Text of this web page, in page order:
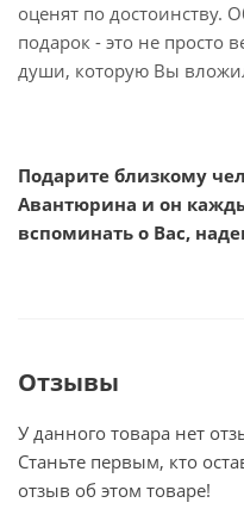
оценят по достоинству.
подарок - это не просто
души, которую Вы
Подарите близкому
Авантюрина и он
вспоминать о Вас,
Отзывы
У данного товара нет
Станьте первым, кто
отзыв об этом товаре!